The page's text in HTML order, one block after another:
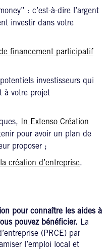
: c’est-à-dire l’argent
investir dans votre
financement participatif
investisseurs qui
à votre projet
In Extenso Création
pour avoir un plan de
proposer ;
création d’entreprise.
pour connaître les aides à
pouvez bénéficier. La
(PRCE) par
l’emploi local et